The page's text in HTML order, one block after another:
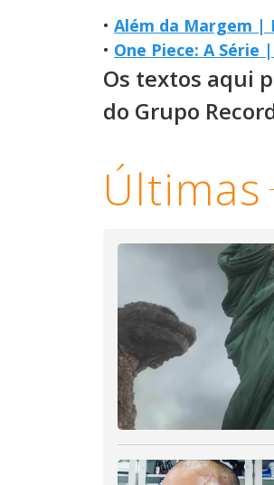
• Além da Margem |
• One Piece: A
Os textos aqui
do Grupo
Últimas